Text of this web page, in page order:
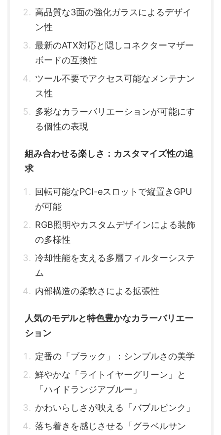
高品質な3面の強化ガラスによるデザイ
ン性
最新のATX対応と隠しコネクターマザー
ボードの互換性
ツール不要でアクセス可能なメンテナン
ス性
多彩なカラーバリエーションが可能にす
る個性の表現
組み合わせる楽しさ：カスタマイズ性の追
求
回転可能なPCI-eスロットで縦置きGPU
が可能
RGB照明やカスタムデザインによる装飾
の多様性
冷却性能を支える多層フィルターシステ
ム
内部構造の柔軟さによる拡張性
人気のモデルと特色豊かなカラーバリエー
ション
定番の「ブラック」：シンプルさの美学
鮮やかな「ライトイヤーグリーン」と
「ハイドランジアブルー」
かわいらしさが映える「バブルピンク」
落ち着きを感じさせる「グラベルサン